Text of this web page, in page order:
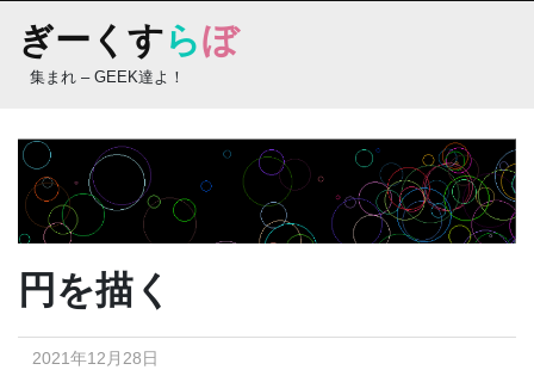
content
ぎーくすらぼ
集まれ – GEEK達よ！
円を描く
2021年12月28日